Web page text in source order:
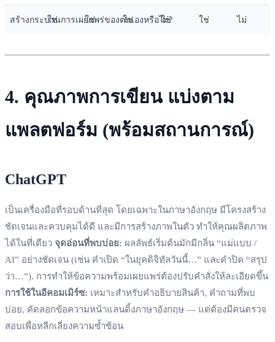
สร้างกระบวนการเผยแพร่ของตนเองหรือไม่?
ใช่ ใช่ ใช่ ใช่ ใช่ ไม่
4. คุณภาพการเขียน แบ่งตาม
แพลตฟอร์ม (พร้อมสถานการณ์)
ChatGPT
เป็นเครื่องมือที่รอบด้านที่สุด โดยเฉพาะในภาษาอังกฤษ มีโครงสร้าง
ชัดเจนและควบคุมได้ดี และมีการสร้างภาพในตัว ทำให้คุณผลิตภาพ
ได้ในที่เดียว จุดอ่อนที่พบบ่อย: ผลลัพธ์เริ่มต้นมักมีกลิ่น “แม่แบบ /
AI” อย่างชัดเจน (เช่น คำเปิด “ในยุคดิจิทัลวันนี้…” และคำปิด “สรุป
ว่า…”). การทำให้ข้อความพร้อมเผยแพร่ต้องปรับคำสั่งให้ละเอียดขึ้น
การใช้ในอีคอมเมิร์ซ: เหมาะสำหรับคำอธิบายสินค้า, คำถามที่พบ
บ่อย, คัดลอกข้อความหน้าแลนดิ้งภาษาอังกฤษ — แต่ต้องมีคนตรวจ
สอบเพื่อหลีกเลี่ยงความซ้ำซ้อน